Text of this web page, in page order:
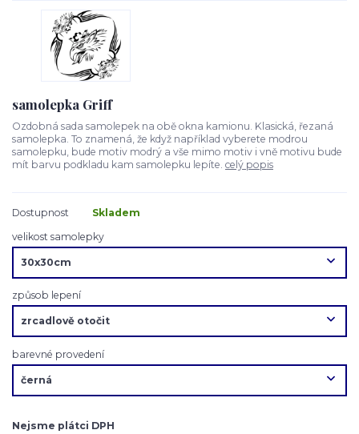
samolepka Griff
Ozdobná sada samolepek na obě okna kamionu. Klasická, řezaná
samolepka. To znamená, že když například vyberete modrou
samolepku, bude motiv modrý a vše mimo motiv i vně motivu bude
mít barvu podkladu kam samolepku lepíte. celý popis
Dostupnost
Skladem
velikost samolepky
způsob lepení
barevné provedení
Nejsme plátci DPH